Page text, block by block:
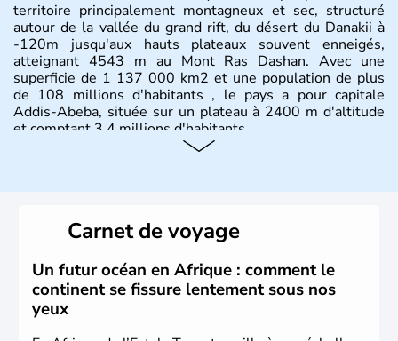
territoire principalement montagneux et sec, structuré
autour de la vallée du grand rift, du désert du Danakii à
-120m jusqu'aux hauts plateaux souvent enneigés,
atteignant 4543 m au Mont Ras Dashan. Avec une
superficie de 1 137 000 km2 et une population de plus
de 108 millions d'habitants , le pays a pour capitale
Addis-Abeba, située sur un plateau à 2400 m d'altitude
et comptant 3,4 millions d'habitants.
Carnet de voyage
Un futur océan en Afrique : comment le
continent se fissure lentement sous nos
yeux